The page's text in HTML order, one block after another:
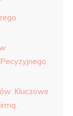
Kluczowe